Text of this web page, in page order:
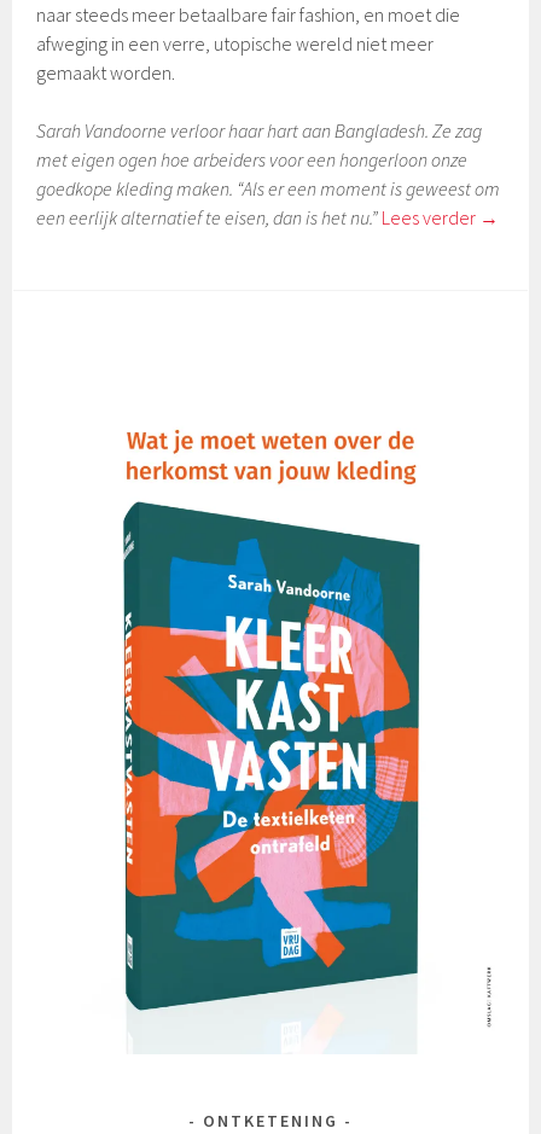
naar steeds meer betaalbare fair fashion, en moet die
afweging in een verre, utopische wereld niet meer
gemaakt worden.
Sarah Vandoorne verloor haar hart aan Bangladesh. Ze zag
met eigen ogen hoe arbeiders voor een hongerloon onze
goedkope kleding maken. “Als er een moment is geweest om
een eerlijk alternatief te eisen, dan is het nu.” Lees verder →
ONTKETENING